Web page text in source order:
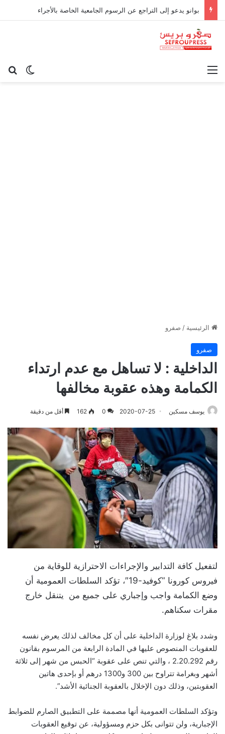
بوانو يدعو إلى التراجع عن الرسوم الجامعية الخاصة بالأجراء
الوضع القائمة
الرئيسية / صفرو
صفرو
الداخلية : لا تساهل مع عدم ارتداء
الكمامة وهذه عقوبة مخالفها
يوسف مسكين 2020-07-25
0
162 أقل من دقيقة
لتفعيل كافة التدابير والإجراءات الاحترازية للوقاية من
فيروس كورونا “كوفيد-19″، تؤكد السلطات العمومية أن
وضع الكمامة واجب وإجباري على جميع من يتنقل خارج
مقرات سكناهم.
وشدد بلاغ لوزارة الداخلية على أن كل مخالف لذلك يعرض نفسه
للعقوبات المنصوص عليها في المادة الرابعة من المرسوم بقانون
رقم 2.20.292 ، والتي تنص على عقوبة “الحبس من شهر إلى ثلاثة
أشهر وبغرامة تتراوح بين 300 و1300 درهم أو بإحدى هاتين
العقوبتين، وذلك دون الإخلال بالعقوبة الجنائية الأشد”.
وتؤكد السلطات العمومية أنها مصممة على التطبيق الصارم للضوابط
الإجبارية، ولن تتوانى بكل حزم ومسؤولية، عن توقيع العقوبات